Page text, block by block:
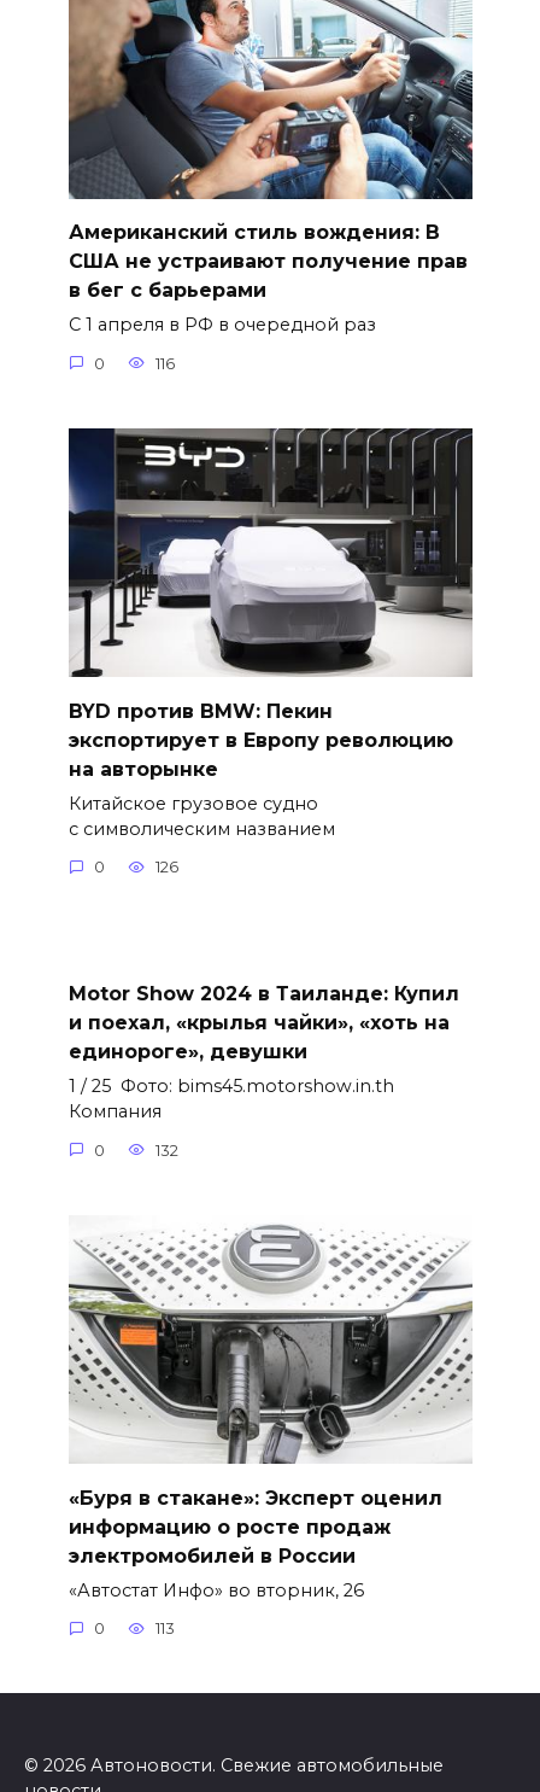
Американский стиль вождения: В
США не устраивают получение прав
в бег с барьерами
С 1 апреля в РФ в очередной раз
0 116
BYD против BMW: Пекин
экспортирует в Европу революцию
на авторынке
Китайское грузовое судно
с символическим названием
0 126
Motor Show 2024 в Таиланде: Купил
и поехал, «крылья чайки», «хоть на
единороге», девушки
1 / 25 Фото: bims45.motorshow.in.th
Компания
0 132
«Буря в стакане»: Эксперт оценил
информацию о росте продаж
электромобилей в России
«Автостат Инфо» во вторник, 26
0 113
© 2026 Автоновости. Свежие автомобильные